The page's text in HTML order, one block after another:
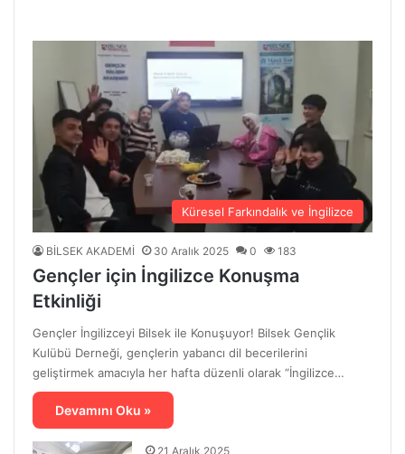
Küresel Farkındalık ve İngilizce
BİLSEK AKADEMİ 30 Aralık 2025 0 183
Gençler için İngilizce Konuşma
Etkinliği
Gençler İngilizceyi Bilsek ile Konuşuyor! Bilsek Gençlik
Kulübü Derneği, gençlerin yabancı dil becerilerini
geliştirmek amacıyla her hafta düzenli olarak “İngilizce…
Devamını Oku »
21 Aralık 2025